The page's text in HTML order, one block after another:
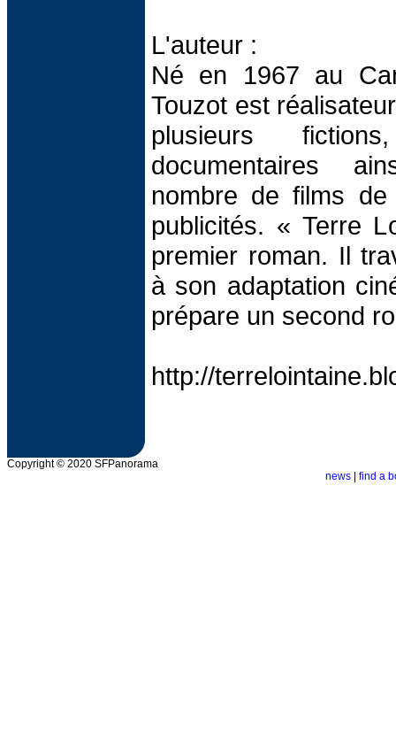
L'auteur :
Né en 1967 au
Touzot est
plusieurs
documentaires
nombre de films
publicités. « Terre
premier roman. Il
à son adaptation
prépare un second
http://
Copyright © 2020 SFPanorama
news| find a